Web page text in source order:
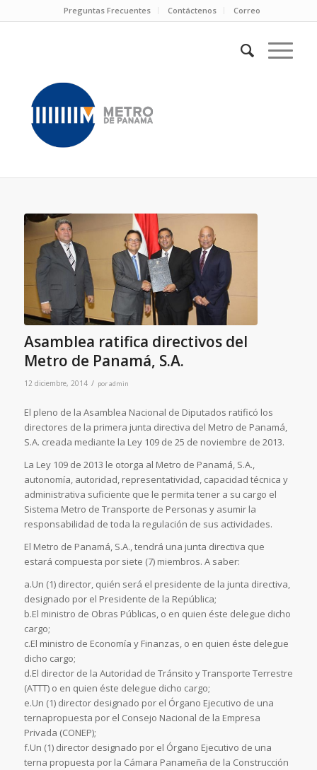
Preguntas Frecuentes Contáctenos Correo
Asamblea ratifica directivos del
Metro de Panamá, S.A.
12 diciembre, 2014 / poradmin
El pleno de la Asamblea Nacional de Diputados ratificó los
directores de la primera junta directiva del Metro de Panamá,
S.A. creada mediante la Ley 109 de 25 de noviembre de 2013.
La Ley 109 de 2013 le otorga al Metro de Panamá, S.A.,
autonomía, autoridad, representatividad, capacidad técnica y
administrativa suficiente que le permita tener a su cargo el
Sistema Metro de Transporte de Personas y asumir la
responsabilidad de toda la regulación de sus actividades.
El Metro de Panamá, S.A., tendrá una junta directiva que
estará compuesta por siete (7) miembros. A saber:
a.Un (1) director, quién será el presidente de la junta directiva,
designado por el Presidente de la República;
b.El ministro de Obras Públicas, o en quien éste delegue dicho
cargo;
c.El ministro de Economía y Finanzas, o en quien éste delegue
dicho cargo;
d.El director de la Autoridad de Tránsito y Transporte Terrestre
(ATTT) o en quien éste delegue dicho cargo;
e.Un (1) director designado por el Órgano Ejecutivo de una
ternapropuesta por el Consejo Nacional de la Empresa
Privada (CONEP);
f.Un (1) director designado por el Órgano Ejecutivo de una
terna propuesta por la Cámara Panameña de la Construcción